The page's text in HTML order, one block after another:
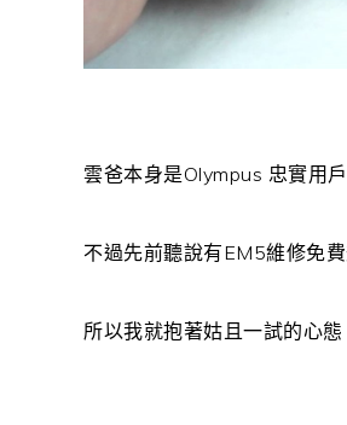
雲爸本身是Olympus 忠實用
不過先前聽說有EM5維修免
所以我就抱著姑且一試的心